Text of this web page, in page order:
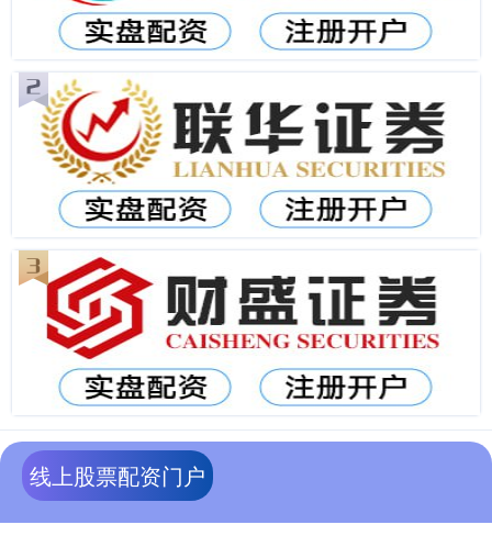
线上股票配资门户